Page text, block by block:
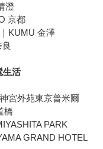
澄
京都
KUMU 金澤
生活
宮外苑東京普米爾
橋
PARK
GRAND HOTEL